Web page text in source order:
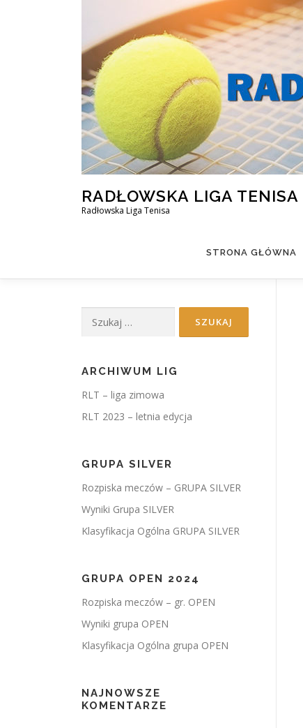
RADŁOWSKA LIGA TENISA
Radłowska Liga Tenisa
STRONA GŁÓWNA
ARCHIWUM LIG
RLT – liga zimowa
RLT 2023 – letnia edycja
GRUPA SILVER
Rozpiska meczów – GRUPA SILVER
Wyniki Grupa SILVER
Klasyfikacja Ogólna GRUPA SILVER
GRUPA OPEN 2024
Rozpiska meczów – gr. OPEN
Wyniki grupa OPEN
Klasyfikacja Ogólna grupa OPEN
NAJNOWSZE
KOMENTARZE